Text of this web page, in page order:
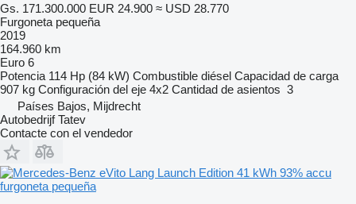
Gs. 171.300.000 EUR 24.900 ≈ USD 28.770
Furgoneta pequeña
2019
164.960 km
Euro 6
Potencia 114 Hp (84 kW) Combustible diésel Capacidad de carga
907 kg Configuración del eje 4x2 Cantidad de asientos 3
Países Bajos, Mijdrecht
Autobedrijf Tatev
Contacte con el vendedor